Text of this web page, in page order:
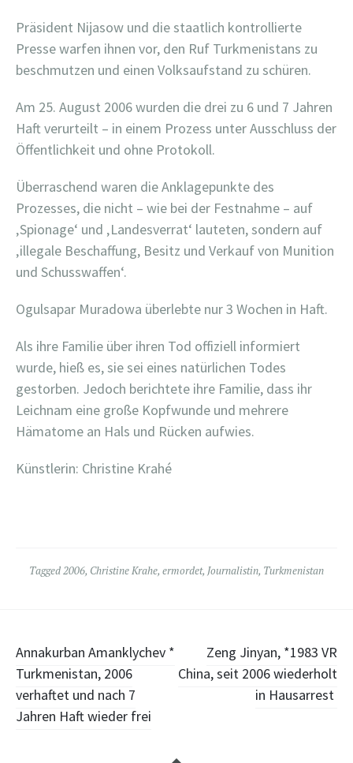
Präsident Nijasow und die staatlich kontrollierte
Presse warfen ihnen vor, den Ruf Turkmenistans zu
beschmutzen und einen Volksaufstand zu schüren.
Am 25. August 2006 wurden die drei zu 6 und 7 Jahren
Haft verurteilt – in einem Prozess unter Ausschluss der
Öffentlichkeit und ohne Protokoll.
Überraschend waren die Anklagepunkte des
Prozesses, die nicht – wie bei der Festnahme – auf
‚Spionage‘ und ‚Landesverrat‘ lauteten, sondern auf
‚illegale Beschaffung, Besitz und Verkauf von Munition
und Schusswaffen‘.
Ogulsapar Muradowa überlebte nur 3 Wochen in Haft.
Als ihre Familie über ihren Tod offiziell informiert
wurde, hieß es, sie sei eines natürlichen Todes
gestorben. Jedoch berichtete ihre Familie, dass ihr
Leichnam eine große Kopfwunde und mehrere
Hämatome an Hals und Rücken aufwies.
Künstlerin: Christine Krahé
Tagged2006, Christine Krahe, ermordet, Journalistin, Turkmenistan
Post
navigation
Annakurban Amanklychev *
Turkmenistan, 2006
verhaftet und nach 7
Jahren Haft wieder frei
Zeng Jinyan, *1983 VR
China, seit 2006 wiederholt
in Hausarrest